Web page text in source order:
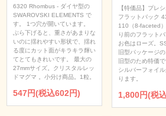
6320 Rhombus - ダイヤ型の
SWAROVSKI ELEMENTS で
す。 1つ穴が開いています。
ぶら下げると、重さがあまりな
いのに揺れやすい形状で、揺れ
る度にカット面がキラキラ輝い
てとてもきれいです。 最大の
27mmサイズ。クリスタルレッ
ドマグマ 。小分け商品。1粒。
547円(税込602円)
【特価品】プレ
フラットバック
110（8-faceted
り前のフラットバ
お色はローズ。
旧型パッケージ
旧型のため特価
シルバーフォイ
ります。
1,800円(税